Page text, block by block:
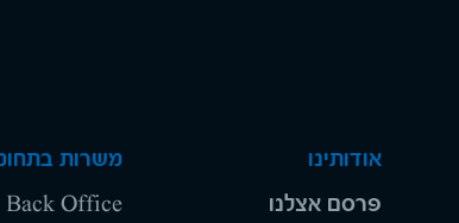
אודותינו
פרסם אצלנו
משרות